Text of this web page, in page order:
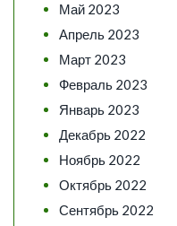
Май 2023
Апрель 2023
Март 2023
Февраль 2023
Январь 2023
Декабрь 2022
Ноябрь 2022
Октябрь 2022
Сентябрь 2022